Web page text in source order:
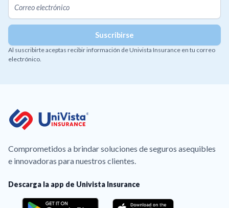
Al suscribirte aceptas recibir información de Univista Insurance en tu correo
electrónico.
Comprometidos a brindar soluciones de seguros asequibles
e innovadoras para nuestros clientes.
Descarga la app de Univista Insurance